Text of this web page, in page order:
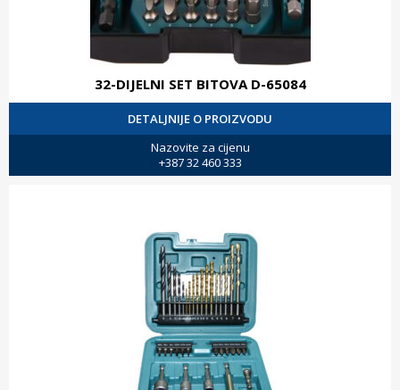
32-DIJELNI SET BITOVA D-65084
DETALJNIJE O PROIZVODU
Nazovite za cijenu
+387 32 460 333